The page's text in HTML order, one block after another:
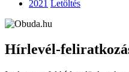
2021 Letöltés
Hírlevél-